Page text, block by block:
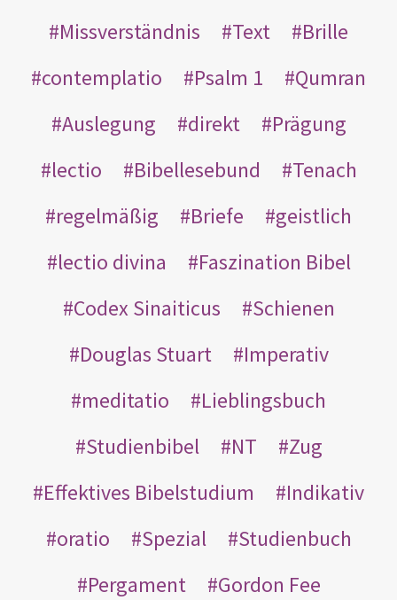
Missverständnis
Text
Brille
contemplatio
Psalm 1
Qumran
Auslegung
direkt
Prägung
lectio
Bibellesebund
Tenach
regelmäßig
Briefe
geistlich
lectio divina
Faszination Bibel
Codex Sinaiticus
Schienen
Douglas Stuart
Imperativ
meditatio
Lieblingsbuch
Studienbibel
NT
Zug
Effektives Bibelstudium
Indikativ
oratio
Spezial
Studienbuch
Pergament
Gordon Fee